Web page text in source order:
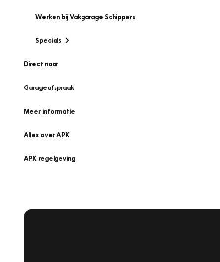
Werken bij Vakgarage Schippers
Specials
Direct naar
Garageafspraak
Meer informatie
Alles over APK
APK regelgeving